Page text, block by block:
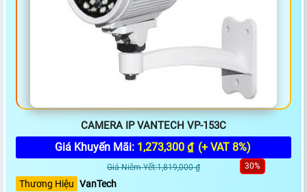
CAMERA IP VANTECH VP-153C
Giá Khuyến Mãi: 1,273,300 ₫ (+ VAT 8%)
Giá Niêm Yết:1,819,000 ₫ 30%
Thương Hiệu VanTech